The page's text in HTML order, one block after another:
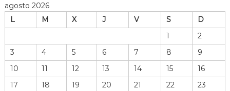
h
o
h
agosto 2026
L
M X J V S
D
1
2
3
4 5 6 7 8
9
10
11 12 13 14 15
16
17
18 19 20 21 22
23